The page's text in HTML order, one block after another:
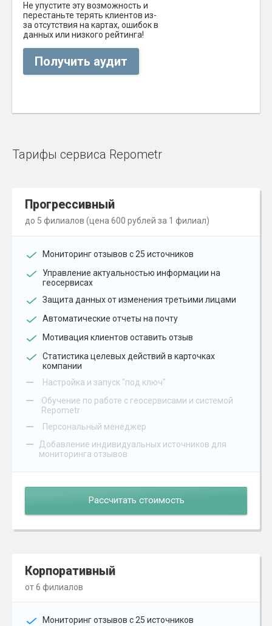
Не упустите эту возможность и
перестаньте терять клиентов из-
за отсутствия на картах, ошибок в
данных или низкого рейтинга!
Получить аудит
Тарифы сервиса Repometr
Прогрессивный
до 5 филиалов (цена 600 рублей за 1 филиал)
Мониторинг отзывов с 25 источников
Управление актуальностью информации на
геосервисах
Защита данных от изменения третьими лицами
Автоматические отчеты на почту
Мотивация клиентов оставить отзыв
Статистика целевых действий в карточках
компании
– Настройка и запуск "под ключ"
–
Обучение по работе с геосервисами и системой
Repometr
– Персональный менеджер
–
Добавление индивидуальных источников для
мониторинга отзывов
Рассчитать стоимость
Корпоративный
от 6 филиалов
Мониторинг отзывов с 25 источников